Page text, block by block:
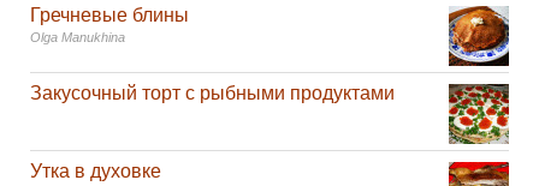
Гречневые блины
Olga Manukhina
Закусочный торт с рыбными продуктами
Утка в духовке